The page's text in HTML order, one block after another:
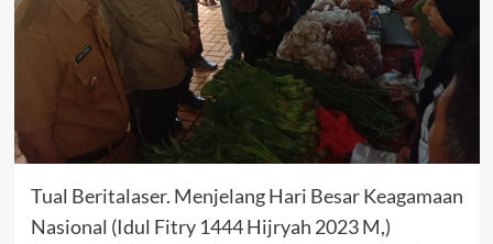
Tual Beritalaser. Menjelang Hari Besar Keagamaan
Nasional (Idul Fitry 1444 Hijryah 2023 M,)